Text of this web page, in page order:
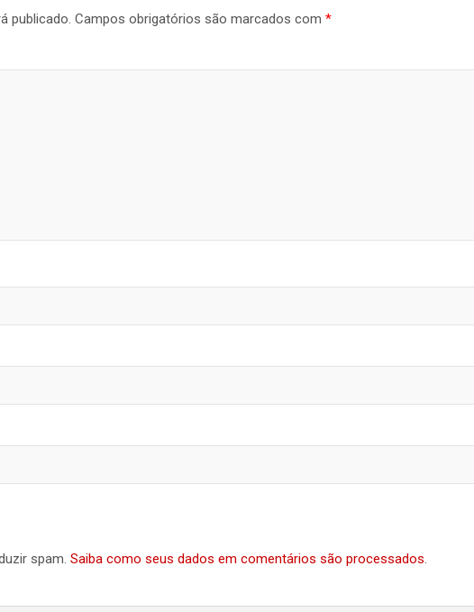
publicado. Campos obrigatórios são marcados com *
spam. Saiba como seus dados em comentários são processados.